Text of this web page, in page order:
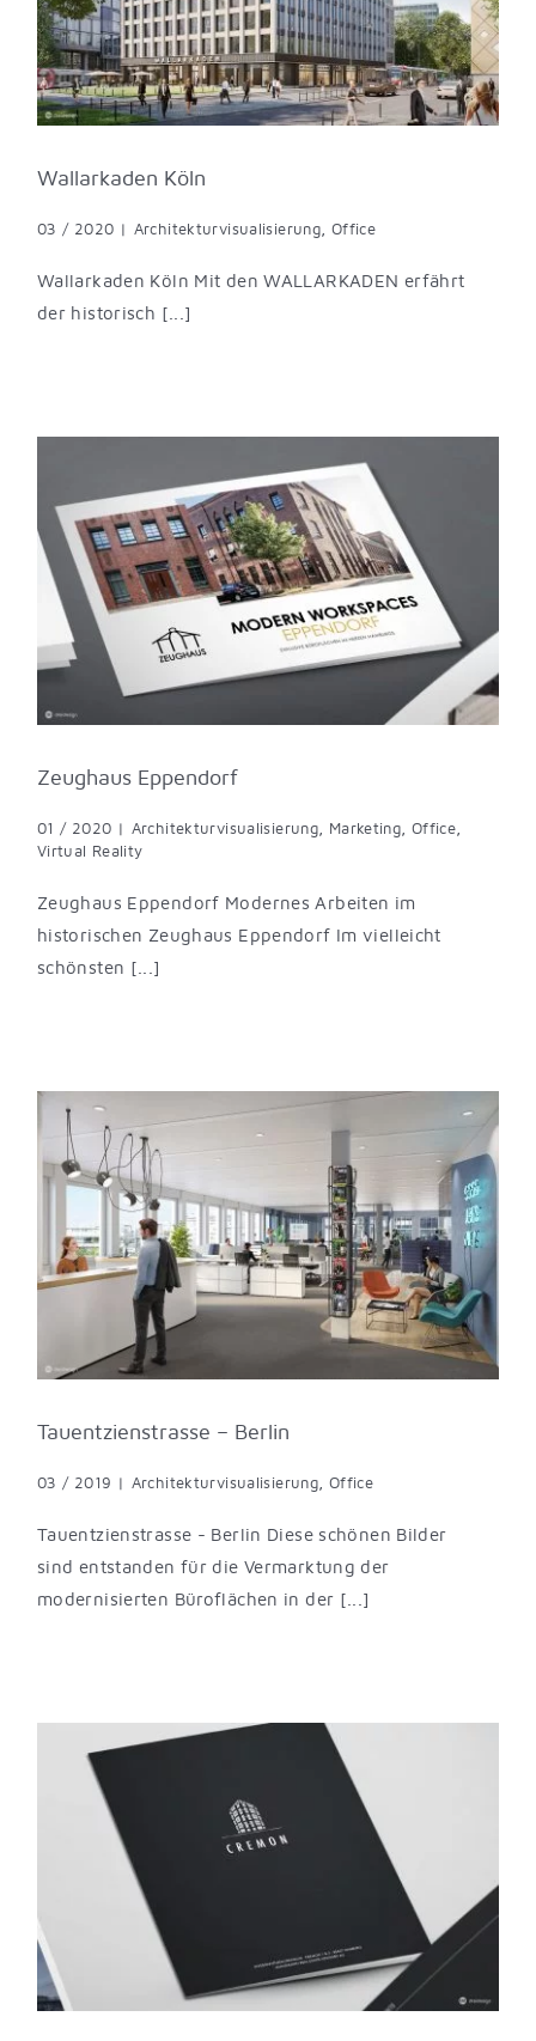
Wallarkaden Köln
03 / 2020 | Architekturvisualisierung, Office
Wallarkaden Köln Mit den WALLARKADEN erfährt
der historisch [...]
Zeughaus Eppendorf
01 / 2020 | Architekturvisualisierung, Marketing, Office,
Virtual Reality
Zeughaus Eppendorf Modernes Arbeiten im
historischen Zeughaus Eppendorf Im vielleicht
schönsten [...]
Tauentzienstrasse – Berlin
03 / 2019 | Architekturvisualisierung, Office
Tauentzienstrasse - Berlin Diese schönen Bilder
sind entstanden für die Vermarktung der
modernisierten Büroflächen in der [...]